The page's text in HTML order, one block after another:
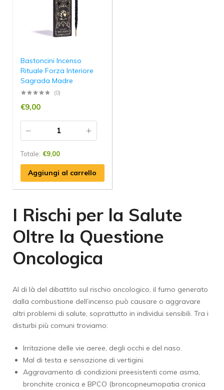
Bastoncini Incenso
Rituale Forza Interiore
Sagrada Madre
(0)
€9,00
Totale: €9,00
Aggiungi al carrello
I Rischi per la Salute
Oltre la Questione
Oncologica
Al di là del dibattito sul rischio oncologico, il fumo generato
dalla combustione dell’incenso può causare o aggravare
altri problemi di salute, soprattutto in individui sensibili. Tra i
disturbi più comuni troviamo:
Irritazione delle vie aeree, degli occhi e del naso.
Mal di testa e sensazione di vertigini.
Aggravamento di condizioni preesistenti come asma,
bronchite cronica e BPCO (broncopneumopatia cronica